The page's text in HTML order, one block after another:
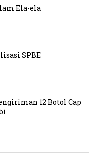
Ela-ela
SPBE
12 Botol Cap